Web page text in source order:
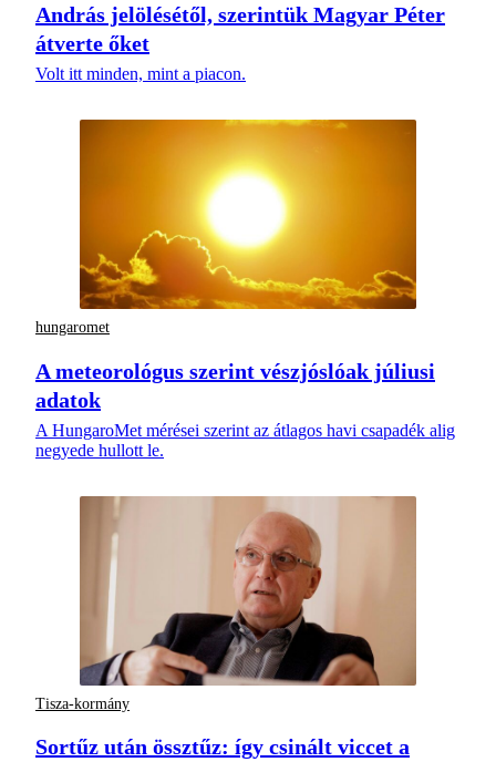
András jelölésétől, szerintük Magyar Péter
átverte őket
Volt itt minden, mint a piacon.
hungaromet
A meteorológus szerint vészjóslóak júliusi
adatok
A HungaroMet mérései szerint az átlagos havi csapadék alig
negyede hullott le.
Tisza-kormány
Sortűz után össztűz: így csinált viccet a